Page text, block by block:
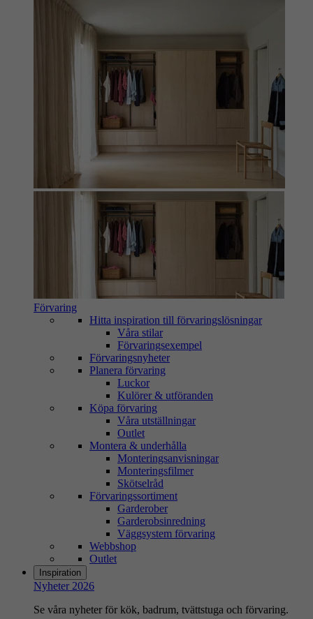
Förvaring
Hitta inspiration till förvaringslösningar
Våra stilar
Förvaringsexempel
Förvaringsnyheter
Planera förvaring
Luckor
Kulörer & utföranden
Köpa förvaring
Våra utställningar
Outlet
Montera & underhålla
Monteringsanvisningar
Monteringsfilmer
Skötselråd
Förvaringssortiment
Garderober
Garderobsinredning
Väggsystem förvaring
Webbshop
Outlet
Inspiration
Nyheter 2026
Se våra nyheter för kök, badrum, tvättstuga och förvaring.